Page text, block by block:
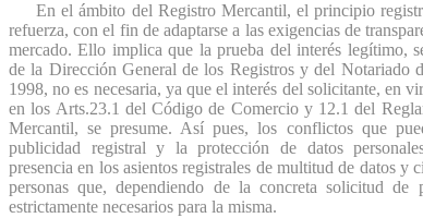
En el ámbito del Registro Mercantil, el principio
refuerza, con el fin de adaptarse a las exigencias de
mercado. Ello implica que la prueba del interés legítimo,
de la Dirección General de los Registros y del Notariado
1998, no es necesaria, ya que el interés del solicitante, en
en los Arts.23.1 del Código de Comercio y 12.1 del
Mercantil, se presume. Así pues, los conflictos que
publicidad registral y la protección de datos
presencia en los asientos registrales de multitud de datos y
personas que, dependiendo de la concreta solicitud de
estrictamente necesarios para la misma.